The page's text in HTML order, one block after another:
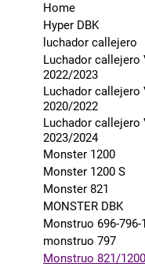
Home
Hyper DBK
luchador callejero
Luchador callejero
2022/2023
Luchador callejero
2020/2022
Luchador callejero
2023/2024
Monster 1200
Monster 1200 S
Monster 821
MONSTER DBK
Monstruo 696-796-
monstruo 797
Monstruo 821/1200